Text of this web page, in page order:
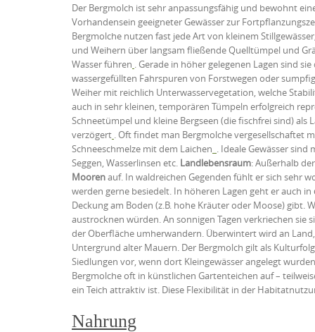
Der Bergmolch ist sehr anpassungsfähig und bewohnt
Vorhandensein geeigneter Gewässer zur
Bergmolche nutzen fast jede Art von kleinem
und Weihern über langsam fließende Quelltümpel und
Wasser führen . Gerade in höher gelegenen Lagen sind
wassergefüllten Fahrspuren von Forstwegen oder
Weiher mit reichlich Unterwasservegetation, welche
auch in sehr kleinen, temporären Tümpeln erfolgreich
Schneetümpel und kleine Bergseen (die fischfrei sind)
verzögert . Oft findet man Bergmolche vergesellschaftet
Schneeschmelze mit dem Laichen . Ideale Gewässer
Seggen, Wasserlinsen etc. Landlebensraum: Außerhalb
Moorenauf. In waldreichen Gegenden fühlt er sich sehr
werden gerne besiedelt. In höheren Lagen geht er auch in
Deckung am Boden (z.B. hohe Kräuter oder Moose)
austrocknen würden. An sonnigen Tagen verkriechen sie
der Oberfläche umherwandern. Überwintert wird an
Untergrund alter Mauern. Der Bergmolch gilt als
Siedlungen vor, wenn dort Kleingewässer angelegt
Bergmolche oft in künstlichen Gartenteichen auf –
ein Teich attraktiv ist. Diese Flexibilität in der
Nahrung